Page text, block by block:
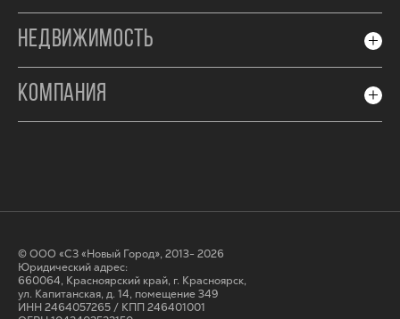
НЕДВИЖИМОСТЬ
КОМПАНИЯ
© ООО «СЗ «Новый Город», 2013- 2026
Юридический адрес:
660064, Красноярский край, г. Красноярск,
ул. Капитанская, д. 14, помещение 349
ИНН 2464057265 / КПП 246401001